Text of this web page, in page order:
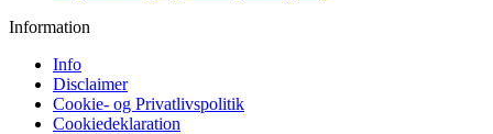
Information
Info
Disclaimer
Cookie- og Privatlivspolitik
Cookiedeklaration